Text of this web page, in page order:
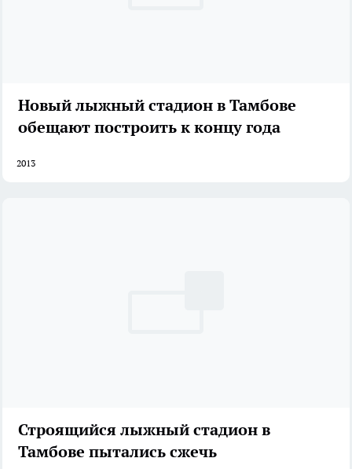
Новый лыжный стадион в Тамбове
обещают построить к концу года
2013
Строящийся лыжный стадион в
Тамбове пытались сжечь